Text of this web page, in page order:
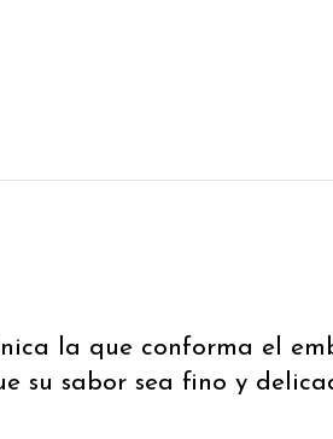
la que conforma el
su sabor sea fino y